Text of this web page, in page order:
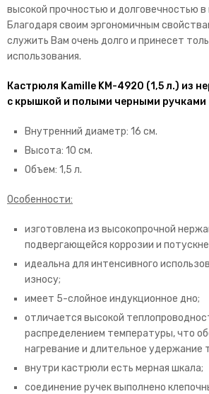
высокой прочностью и долговечностью в
Благодаря своим эргономичным
служить Вам очень долго и принесет
использования.
Кастрюля Kamille KM-4920 (1,5 л.) из
с крышкой и полыми черными ручками
Внутренний диаметр: 16 см.
Высота: 10 см.
Объем: 1,5 л.
Особенности:
изготовлена из высокопрочной
подвергающейся коррозии и
идеальна для интенсивного
износу;
имеет 5-слойное индукционное дно;
отличается высокой
распределением температуры, что
нагревание и длительное удержание
внутри кастрюли есть мерная шкала;
соединение ручек выполнено